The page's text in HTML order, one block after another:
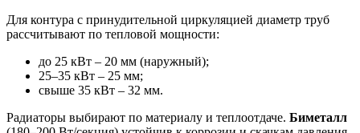
Для контура с принудительной циркуляцией диаметр труб
рассчитывают по тепловой мощности:
до 25 кВт – 20 мм (наружный);
25–35 кВт – 25 мм;
свыше 35 кВт – 32 мм.
Радиаторы выбирают по материалу и теплоотдаче. Биметалл